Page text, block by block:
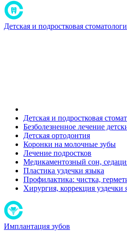
Детская и подростковая
Детская и подростковая
Безболезненное лечение
Детская ортодонтия
Коронки на молочные зубы
Лечение подростков
Медикаментозный сон,
Пластика уздечки языка
Профилактика: чистка,
Хирургия, коррекция уздечки
Имплантация зубов